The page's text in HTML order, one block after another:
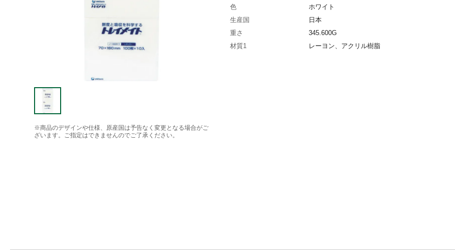
※商品のデザインや仕様、原産国は予告なく変更となる場合がご
ざいます。ご指定はできませんのでご了承ください。
色
ホワイト
生産国
日本
重さ
345.600G
材質1
レーヨン、アクリル樹脂